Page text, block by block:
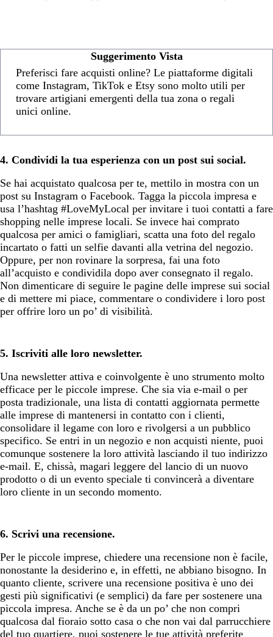
Suggerimento Vista
Preferisci fare acquisti online? Le piattaforme digitali
come Instagram, TikTok e Etsy sono molto utili per
trovare artigiani emergenti della tua zona o regali
unici online.
4. Condividi la tua esperienza con un post sui social.
Se hai acquistato qualcosa per te, mettilo in mostra con un
post su Instagram o Facebook. Tagga la piccola impresa e
usa l’hashtag #LoveMyLocal per invitare i tuoi contatti a fare
shopping nelle imprese locali. Se invece hai comprato
qualcosa per amici o famigliari, scatta una foto del regalo
incartato o fatti un selfie davanti alla vetrina del negozio.
Oppure, per non rovinare la sorpresa, fai una foto
all’acquisto e condividila dopo aver consegnato il regalo.
Non dimenticare di seguire le pagine delle imprese sui social
e di mettere mi piace, commentare o condividere i loro post
per offrire loro un po’ di visibilità.
5. Iscriviti alle loro newsletter.
Una newsletter attiva e coinvolgente è uno strumento molto
efficace per le piccole imprese. Che sia via e-mail o per
posta tradizionale, una lista di contatti aggiornata permette
alle imprese di mantenersi in contatto con i clienti,
consolidare il legame con loro e rivolgersi a un pubblico
specifico. Se entri in un negozio e non acquisti niente, puoi
comunque sostenere la loro attività lasciando il tuo indirizzo
e-mail. E, chissà, magari leggere del lancio di un nuovo
prodotto o di un evento speciale ti convincerà a diventare
loro cliente in un secondo momento.
6. Scrivi una recensione.
Per le piccole imprese, chiedere una recensione non è facile,
nonostante la desiderino e, in effetti, ne abbiano bisogno. In
quanto cliente, scrivere una recensione positiva è uno dei
gesti più significativi (e semplici) da fare per sostenere una
piccola impresa. Anche se è da un po’ che non compri
qualcosa dal fioraio sotto casa o che non vai dal parrucchiere
del tuo quartiere, puoi sostenere le tue attività preferite